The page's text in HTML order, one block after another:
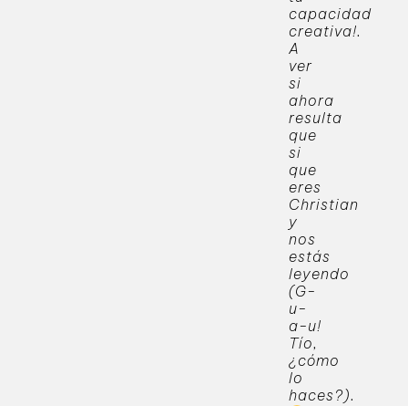
capacidad
creativa!.
A
ver
si
ahora
resulta
que
si
que
eres
Christian
y
nos
estás
leyendo
(G-
u-
a-u!
Tío,
¿cómo
lo
haces?).